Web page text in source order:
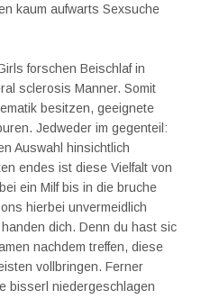
kaum aufwarts Sexsuche
forschen Beischlaf in
sclerosis Manner. Somit
besitzen, geeignete
Jedweder im gegenteil:
Auswahl hinsichtlich
endes ist diese Vielfalt von
ein Milf bis in die bruche
hierbei unvermeidlich
dich. Denn du hast sic
nachdem treffen, diese
vollbringen. Ferner
bisserl niedergeschlagen